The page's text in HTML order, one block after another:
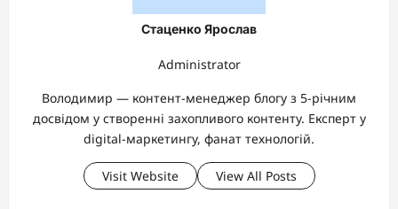
Стаценко Ярослав
Administrator
Володимир — контент-менеджер блогу з 5-річним
досвідом у створенні захопливого контенту. Експерт у
digital-маркетингу, фанат технологій.
Visit Website View All Posts